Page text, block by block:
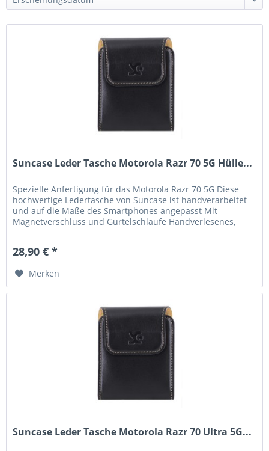
Suncase Leder Tasche Motorola Razr 70 5G Hülle...
Spezielle Anfertigung für das Motorola Razr 70 5G Diese
hochwertige Ledertasche von Suncase ist handverarbeitet
und auf die Maße des Smartphones angepasst Mit
Magnetverschluss und Gürtelschlaufe Handverlesenes,
28,90 € *
Merken
Suncase Leder Tasche Motorola Razr 70 Ultra 5G...